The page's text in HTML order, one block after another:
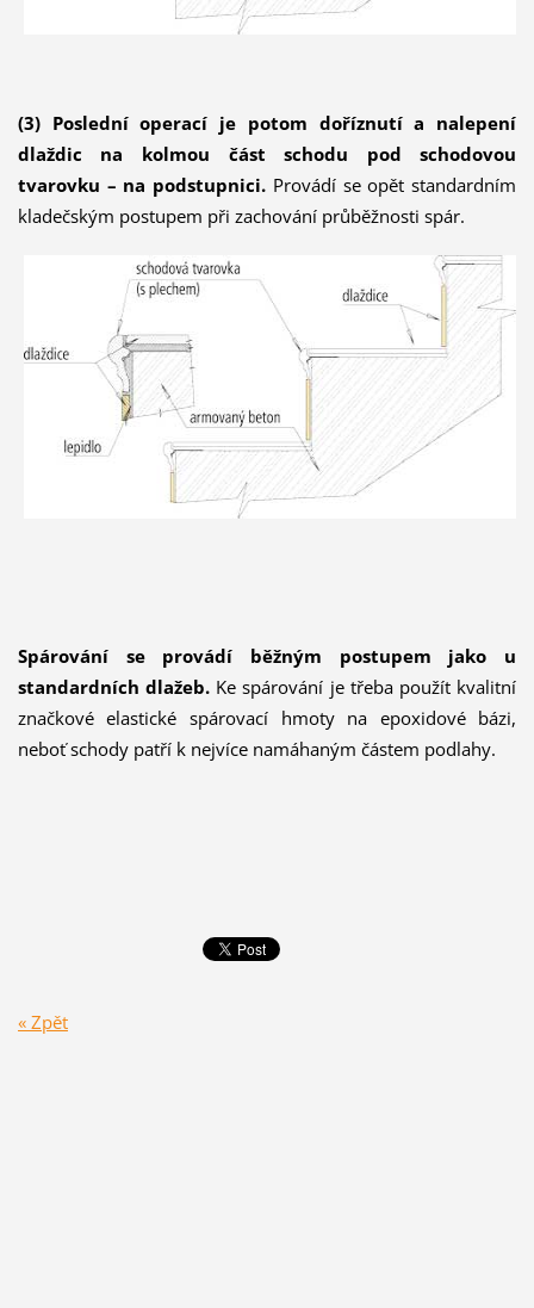
(3) Poslední operací je potom doříznutí a nalepení
dlaždic na kolmou část schodu pod schodovou
tvarovku – na podstupnici. Provádí se opět standardním
kladečským postupem při zachování průběžnosti spár.
Spárování se provádí běžným postupem jako u
standardních dlažeb. Ke spárování je třeba použít kvalitní
značkové elastické spárovací hmoty na epoxidové bázi,
neboť schody patří k nejvíce namáhaným částem podlahy.
« Zpět